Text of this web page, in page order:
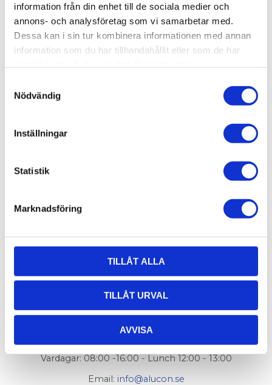
information från din enhet till de sociala medier och
annons- och analysföretag som vi samarbetar med.
Dessa kan i sin tur kombinera informationen med annan
information som du har tillhandahållit eller som de har
Nödvändig
Inställningar
Statistik
Marknadsföring
TILLÅT ALLA
TILLÅT URVAL
AVVISA
Multiblock, T-spår 5.
3D step-fil: Här kan du hämta en 3D step-fil 014-
Övrig info:
AluCon AB
Org. nr: 556326-7482
Öppettider hämtlager:
Vardagar: 08:00 -16:00 - Lunch 12:00 - 13:00
Email: info@alucon.se